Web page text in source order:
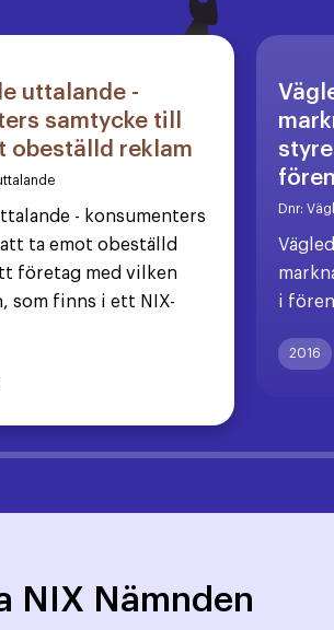
uttalande -
samtycke till
obeställd reklam
- konsumenters
ta emot obeställd
företag med vilken
som finns i ett NIX-
Dnr:
i
2016
NIX Nämnden